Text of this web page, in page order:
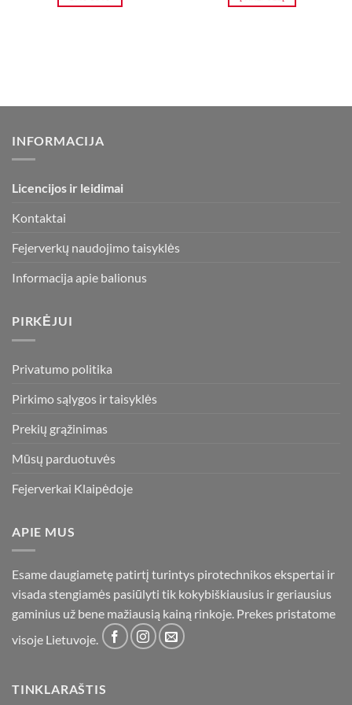
INFORMACIJA
Licencijos ir leidimai
Kontaktai
Fejerverkų naudojimo taisyklės
Informacija apie balionus
PIRKĖJUI
Privatumo politika
Pirkimo sąlygos ir taisyklės
Prekių grąžinimas
Mūsų parduotuvės
Fejerverkai Klaipėdoje
APIE MUS
Esame daugiametę patirtį turintys pirotechnikos ekspertai ir
visada stengiamės pasiūlyti tik kokybiškiausius ir geriausius
gaminius už bene mažiausią kainą rinkoje. Prekes pristatome
visoje Lietuvoje.
TINKLARAŠTIS